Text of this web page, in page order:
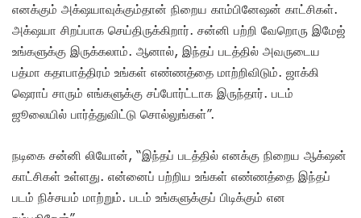
எனக்கும் அக்‌ஷயாவுக்கும்தான் நிறைய காம்பினேஷன் காட்சிகள்.
அக்‌ஷயா சிறப்பாக செய்திருக்கிறார். சன்னி பற்றி வேறொரு இமேஜ்
உங்களுக்கு இருக்கலாம். ஆனால், இந்தப் படத்தில் அவருடைய
பத்மா கதாபாத்திரம் உங்கள் எண்ணத்தை மாற்றிவிடும். ஜாக்கி
ஷெராப் சாரும் எங்களுக்கு சப்போர்ட்டாக இருந்தார். படம்
ஜூலையில் பார்த்துவிட்டு சொல்லுங்கள்”.
நடிகை சன்னி லியோன், “இந்தப் படத்தில் எனக்கு நிறைய ஆக்‌ஷன்
காட்சிகள் உள்ளது. என்னைப் பற்றிய உங்கள் எண்ணத்தை இந்தப்
படம் நிச்சயம் மாற்றும். படம் உங்களுக்குப் பிடிக்கும் என